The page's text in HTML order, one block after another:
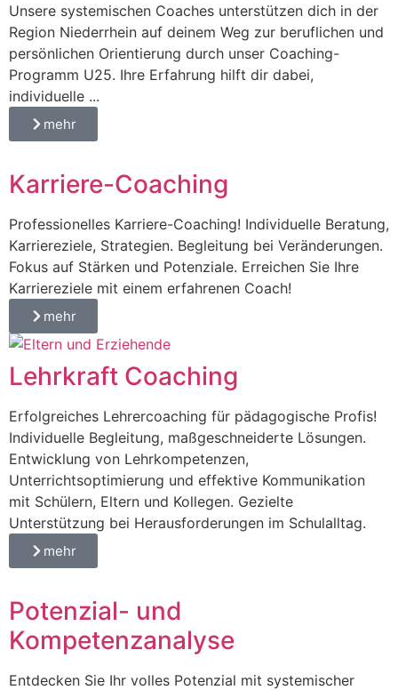
Unsere systemischen Coaches unterstützen dich in der
Region Niederrhein auf deinem Weg zur beruflichen und
persönlichen Orientierung durch unser Coaching-
Programm U25. Ihre Erfahrung hilft dir dabei,
individuelle ...
mehr
Karriere-Coaching
Professionelles Karriere-Coaching! Individuelle Beratung,
Karriereziele, Strategien. Begleitung bei Veränderungen.
Fokus auf Stärken und Potenziale. Erreichen Sie Ihre
Karriereziele mit einem erfahrenen Coach!
mehr
Lehrkraft Coaching
Erfolgreiches Lehrercoaching für pädagogische Profis!
Individuelle Begleitung, maßgeschneiderte Lösungen.
Entwicklung von Lehrkompetenzen,
Unterrichtsoptimierung und effektive Kommunikation
mit Schülern, Eltern und Kollegen. Gezielte
Unterstützung bei Herausforderungen im Schulalltag.
mehr
Potenzial- und
Kompetenzanalyse
Entdecken Sie Ihr volles Potenzial mit systemischer